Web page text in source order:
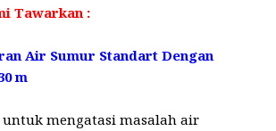
Tawarkan :
Air Sumur Standart Dengan
m
untuk mengatasi masalah air